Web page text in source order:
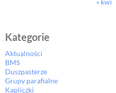
« kwi
Kategorie
Aktualności
BMS
Duszpasterze
Grupy parafialne
Kapliczki